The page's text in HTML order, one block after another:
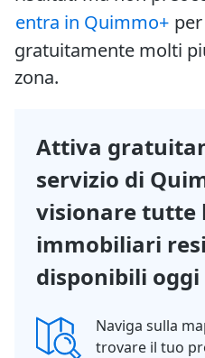
entra in Quimmo+
gratuitamente molti
zona.
Attiva
servizio di
visionare tutte
immobiliari
disponibili
Naviga sulla
trovare il tuo